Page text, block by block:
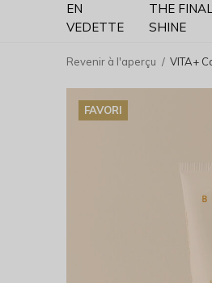
EN
VEDETTE
THE
SHINE
Revenir à l'aperçu VITA+
FAVORI